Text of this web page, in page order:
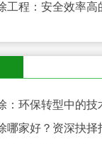
工程：安全效率高
：环保转型中的技
哪家好？资深抉择